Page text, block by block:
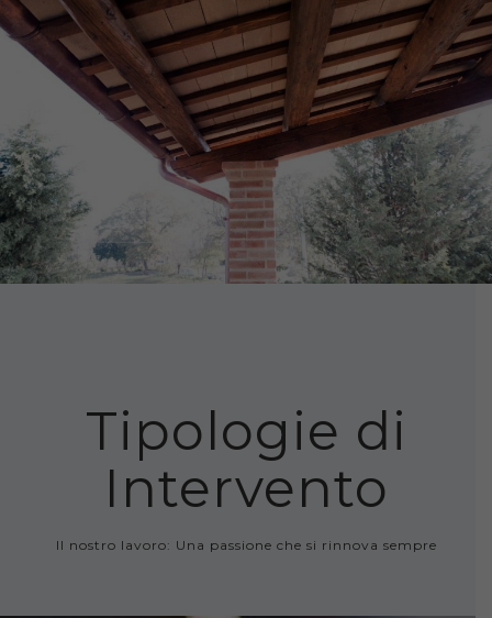
Tipologie di
Intervento
Il nostro lavoro: Una passione che si rinnova sempre